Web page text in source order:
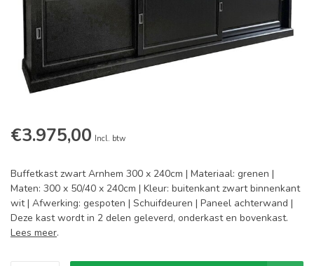
€3.975,00 Incl. btw
Buffetkast zwart Arnhem 300 x 240cm | Materiaal: grenen |
Maten: 300 x 50/40 x 240cm | Kleur: buitenkant zwart binnenkant
wit | Afwerking: gespoten | Schuifdeuren | Paneel achterwand |
Deze kast wordt in 2 delen geleverd, onderkast en bovenkast.
Lees meer.